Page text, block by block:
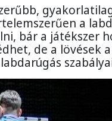
a
bár a játékszer
de a lövések